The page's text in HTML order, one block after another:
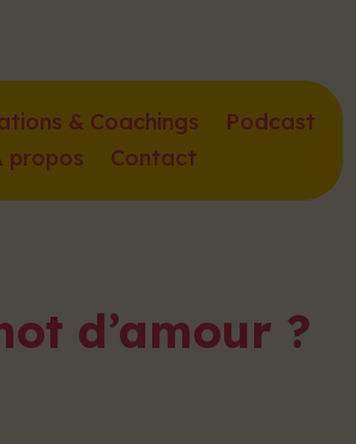
& Coachings
Podcast
propos
Contact
d’amour ?